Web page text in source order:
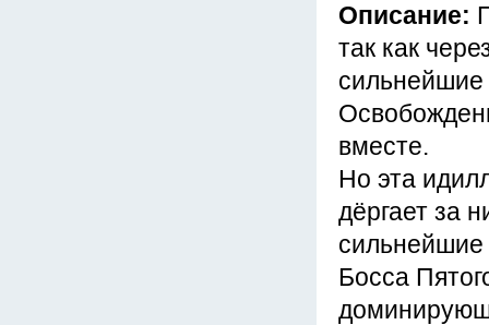
Описание:
так как
сильнейшие
вместе.
Но эта
дёргает за
сильнейшие
Босса